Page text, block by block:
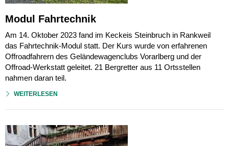
Modul Fahrtechnik
Am 14. Oktober 2023 fand im Keckeis Steinbruch in Rankweil
das Fahrtechnik-Modul statt. Der Kurs wurde von erfahrenen
Offroadfahrern des Geländewagenclubs Vorarlberg und der
Offroad-Werkstatt geleitet. 21 Bergretter aus 11 Ortsstellen
nahmen daran teil.
WEITERLESEN